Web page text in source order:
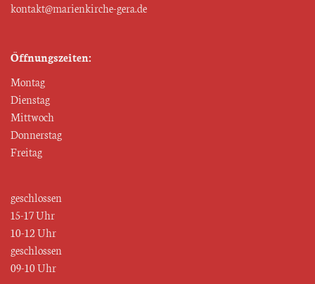
kontakt@marienkirche-gera.de
Öffnungszeiten:
Montag
Dienstag
Mittwoch
Donnerstag
Freitag
geschlossen
15-17 Uhr
10-12 Uhr
geschlossen
09-10 Uhr